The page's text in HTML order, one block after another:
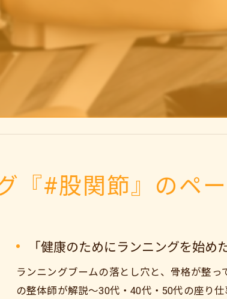
『#股関節』のペ
「健康のためにランニングを始め
ランニングブームの落とし穴と、骨格が整
の整体師が解説～30代・40代・50代の座り